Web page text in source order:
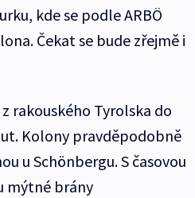
kde se podle ARBÖ
Čekat se bude zřejmě i
rakouského Tyrolska do
Kolony pravděpodobně
u Schönbergu. S časovou
mýtné brány